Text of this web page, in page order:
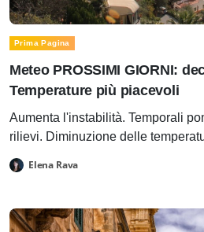
Prima Pagina
Meteo PROSSIMI GIORNI:
Temperature più piacevoli
Aumenta l'instabilità. Temporali
rilievi. Diminuzione delle
Elena Rava